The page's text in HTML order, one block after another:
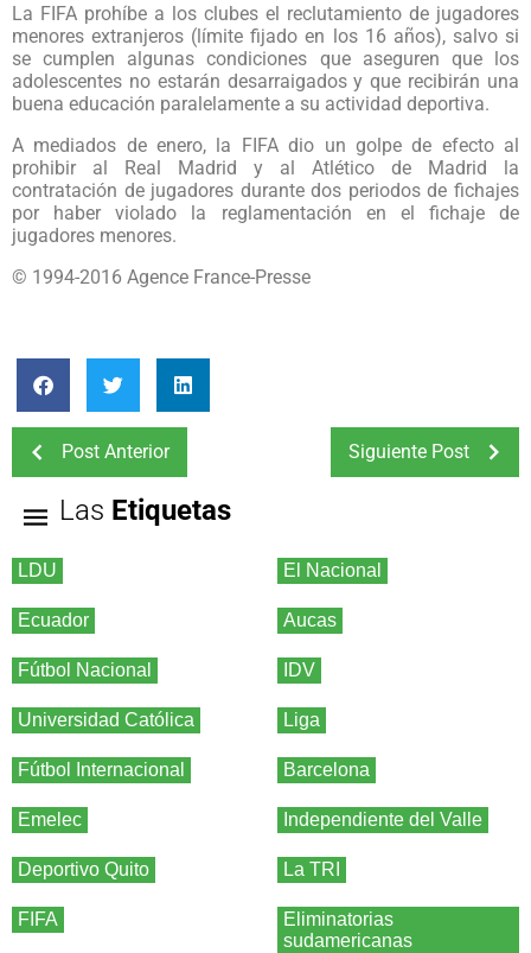
La FIFA prohíbe a los clubes el reclutamiento de jugadores
menores extranjeros (límite fijado en los 16 años), salvo si
se cumplen algunas condiciones que aseguren que los
adolescentes no estarán desarraigados y que recibirán una
buena educación paralelamente a su actividad deportiva.
A mediados de enero, la FIFA dio un golpe de efecto al
prohibir al Real Madrid y al Atlético de Madrid la
contratación de jugadores durante dos periodos de fichajes
por haber violado la reglamentación en el fichaje de
jugadores menores.
© 1994-2016 Agence France-Presse
Post Anterior Siguiente Post
Las Etiquetas
LDU El Nacional
Ecuador Aucas
Fútbol Nacional IDV
Universidad Católica Liga
Fútbol Internacional Barcelona
Emelec Independiente del Valle
Deportivo Quito La TRI
FIFA
Eliminatorias
sudamericanas